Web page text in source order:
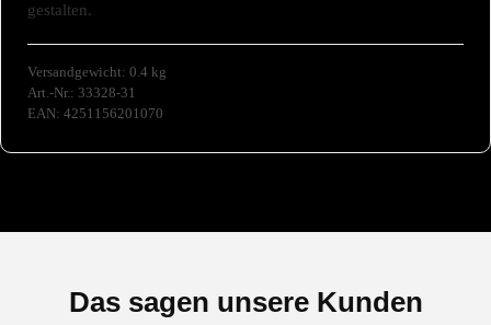
gestalten.
Versandgewicht: 0.4 kg
Art.-Nr.: 33328-31
EAN: 4251156201070
Das sagen unsere Kunden